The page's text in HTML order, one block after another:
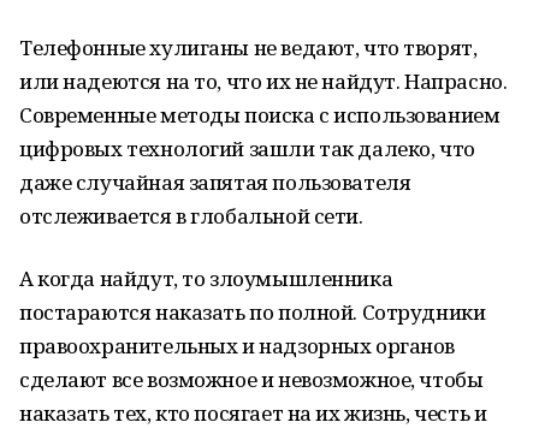
Телефонные хулиганы не ведают, что творят,
или надеются на то, что их не найдут. Напрасно.
Современные методы поиска с использованием
цифровых технологий зашли так далеко, что
даже случайная запятая пользователя
отслеживается в глобальной сети.
А когда найдут, то злоумышленника
постараются наказать по полной. Сотрудники
правоохранительных и надзорных органов
сделают все возможное и невозможное, чтобы
наказать тех, кто посягает на их жизнь, честь и